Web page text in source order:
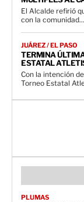
El Alcalde refirió
con la comunidad...
JUÁREZ / EL PASO
TERMINA
ESTATAL
Con la intención
Torneo Estatal
PLUMAS